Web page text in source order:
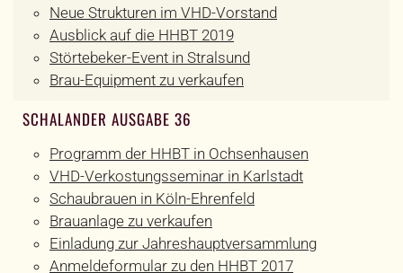
Neue Strukturen im VHD-Vorstand
Ausblick auf die HHBT 2019
Störtebeker-Event in Stralsund
Brau-Equipment zu verkaufen
SCHALANDER AUSGABE 36
Programm der HHBT in Ochsenhausen
VHD-Verkostungsseminar in Karlstadt
Schaubrauen in Köln-Ehrenfeld
Brauanlage zu verkaufen
Einladung zur Jahreshauptversammlung
Anmeldeformular zu den HHBT 2017